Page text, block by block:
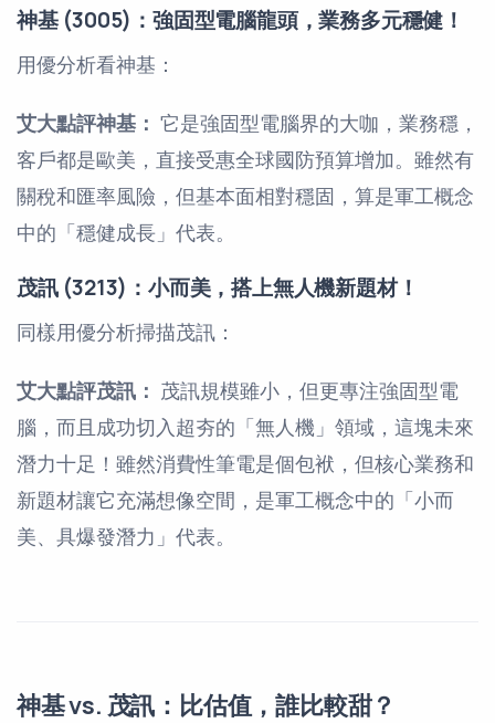
神基 (3005)：強固型電腦龍頭，業務多元穩健！
用優分析看神基：
艾大點評神基： 它是強固型電腦界的大咖，業務穩，
客戶都是歐美，直接受惠全球國防預算增加。雖然有
關稅和匯率風險，但基本面相對穩固，算是軍工概念
中的「穩健成長」代表。
茂訊 (3213)：小而美，搭上無人機新題材！
同樣用優分析掃描茂訊：
艾大點評茂訊： 茂訊規模雖小，但更專注強固型電
腦，而且成功切入超夯的「無人機」領域，這塊未來
潛力十足！雖然消費性筆電是個包袱，但核心業務和
新題材讓它充滿想像空間，是軍工概念中的「小而
美、具爆發潛力」代表。
神基 vs. 茂訊：比估值，誰比較甜？